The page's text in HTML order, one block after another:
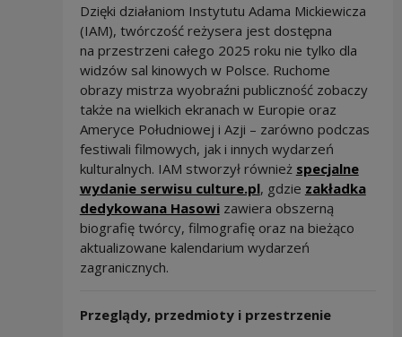
Dzięki działaniom Instytutu Adama Mickiewicza
(IAM), twórczość reżysera jest dostępna
na przestrzeni całego 2025 roku nie tylko dla
widzów sal kinowych w Polsce. Ruchome
obrazy mistrza wyobraźni publiczność zobaczy
także na wielkich ekranach w Europie oraz
Ameryce Południowej i Azji – zarówno podczas
festiwali filmowych, jak i innych wydarzeń
kulturalnych. IAM stworzył również specjalne
wydanie serwisu culture.pl, gdzie zakładka
dedykowana Hasowizawiera obszerną
biografię twórcy, filmografię oraz na bieżąco
aktualizowane kalendarium wydarzeń
zagranicznych.
Przeglądy, przedmioty i przestrzenie